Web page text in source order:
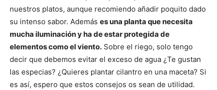
nuestros platos, aunque recomiendo añadir poquito dado
su intenso sabor. Además es una planta que necesita
mucha iluminación y ha de estar protegida de
elementos como el viento. Sobre el riego, solo tengo
decir que debemos evitar el exceso de agua ¿Te gustan
las especias? ¿Quieres plantar cilantro en una maceta? Si
es así, espero que estos consejos os sean de utilidad.